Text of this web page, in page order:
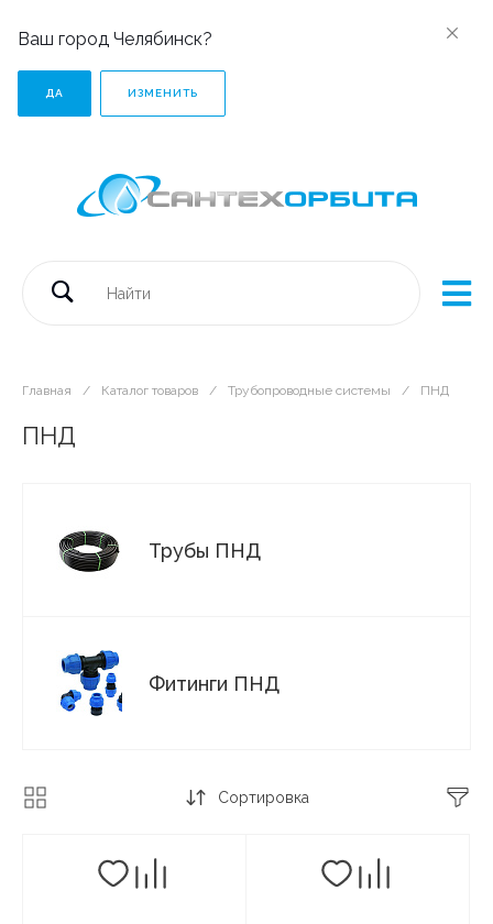
Ваш город Челябинск?
ДА ИЗМЕНИТЬ
Главная / Каталог товаров / Трубопроводные системы / ПНД
ПНД
Трубы ПНД
Фитинги ПНД
Сортировка